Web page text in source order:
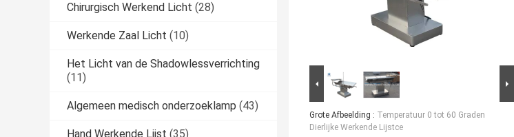
Chirurgisch Werkend Licht (28)
Werkende Zaal Licht (10)
Het Licht van de Shadowlessverrichting
(11)
Algemeen medisch onderzoeklamp (43)
Hand Werkende Lijst (35)
Grote Afbeelding : Temperatuur 0 tot 60 Graden
Dierlijke Werkende Lijstce